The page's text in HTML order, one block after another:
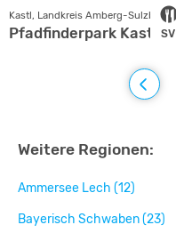
SV
Kastl, Landkreis Amberg-Sulzbach
Pfadfinderpark Kastl
Weitere Regionen:
Ammersee Lech (12)
Bayerisch Schwaben (23)